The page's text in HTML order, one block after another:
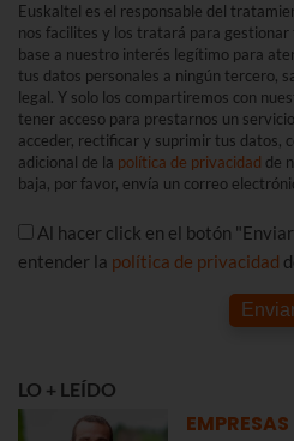
Euskaltel es el responsable del
nos facilites y los tratará para
base a nuestro interés legítimo para
tus datos personales a ningún tercero,
legal. Y solo los compartiremos con
tener acceso para prestarnos un
acceder, rectificar y suprimir tus datos,
adicional de la política de privacidad de
baja, por favor, envía un correo
Al hacer click en el botón
entender la política de privacidad
LO + LEÍDO
EMPRESAS